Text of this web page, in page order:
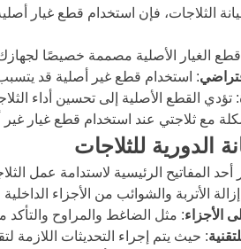
الثلاجات، فإن استخدام قطع غيار أصلية
الغيار الأصلية مصممة خصيصًا
: استخدام قطع غير أصلية قد
: تؤدي القطع الأصلية إلى تحسين أداء
مع ثلاجتي عند استخدام قطع غيار
الدورية للثلاجات
أحد المفاتيح الرئيسية لاستدامة عمل
الأتربة والشوائب من الأجزاء
الأجزاء: مثل الضاغط والمراوح والتأكد
: حيث يتم إجراء التحديثات اللازمة